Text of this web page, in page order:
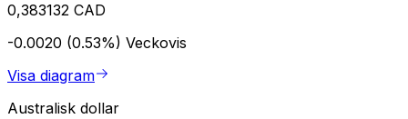
0,383132 CAD
-0.0020 (0.53%) Veckovis
Visa diagram
Australisk dollar